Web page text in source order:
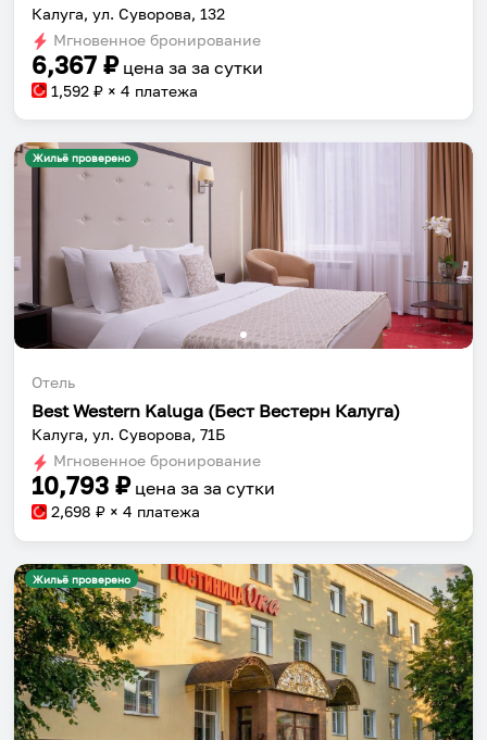
Калуга, ул. Суворова, 132
Мгновенное бронирование
6,367 ₽ цена за за сутки
1,592 ₽ × 4 платежа
Жильё проверено
Отель
Best Western Kaluga (Бест Вестерн Калуга)
Калуга, ул. Суворова, 71Б
Мгновенное бронирование
10,793 ₽ цена за за сутки
2,698 ₽ × 4 платежа
Жильё проверено